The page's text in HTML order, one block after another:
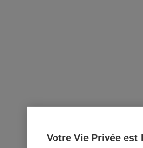
Votre Vie Privée est